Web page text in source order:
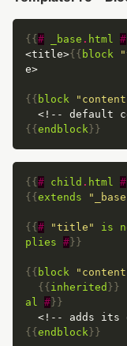
{{ # _base . html #
<title>{{ block
{{ block
{{ endblock }}
{{ # child . html #
{{ extends
{{ # "title" is
plies # }}
{{ block
{{ inherited }}
al # }}
{{ endblock }}